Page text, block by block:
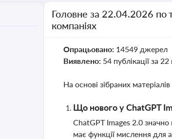
Головне за 22.04.2026 по
компаніях
Опрацьовано: 14549 джерел
Виявлено: 54 публікації за 22
На основі зібраних
Що нового у ChatGPT
ChatGPT Images 2.0 значно
має функції мислення для